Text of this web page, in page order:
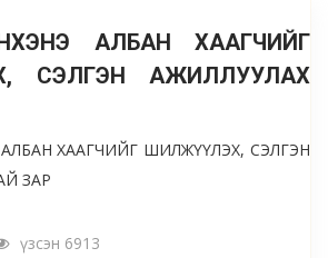
АЛБАН ХААГЧИЙГ
СЭЛГЭН АЖИЛЛУУЛАХ
ХААГЧИЙГ ШИЛЖҮҮЛЭХ, СЭЛГЭН
ЗАР
үзсэн 6913